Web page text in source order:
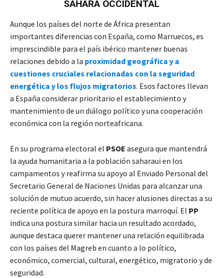
SÁHARA OCCIDENTAL
Aunque los países del norte de África presentan
importantes diferencias con España, como Marruecos, es
imprescindible para el país ibérico mantener buenas
relaciones debido a la proximidad geográfica y a
cuestiones cruciales relacionadas con la seguridad
energética y los flujos migratorios. Esos factores llevan
a España considerar prioritario el establecimiento y
mantenimiento de un diálogo político y una cooperación
económica con la región norteafricana.
En su programa electoral el PSOE asegura que mantendrá
la ayuda humanitaria a la población saharaui en los
campamentos y reafirma su apoyo al Enviado Personal del
Secretario General de Naciones Unidas para alcanzar una
solución de mutuo acuerdo, sin hacer alusiones directas a su
reciente política de apoyo en la postura marroquí. El PP
indica una postura similar hacia un resultado acordado,
aunque destaca querer mantener una relación equilibrada
con los países del Magreb en cuanto a lo político,
económico, comercial, cultural, energético, migratorio y de
seguridad.